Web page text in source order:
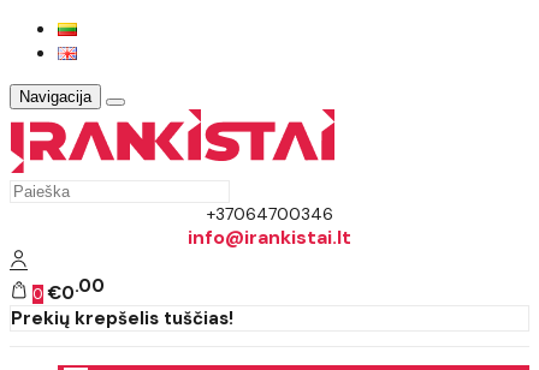
Navigacija
+37064700346
info@irankistai.lt
0 €0 00
Prekių krepšelis tuščias!